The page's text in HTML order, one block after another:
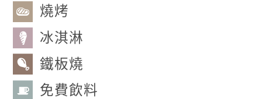
燒烤
冰淇淋
鐵板燒
免費飲料